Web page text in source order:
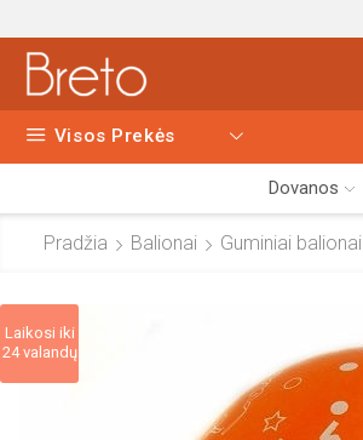
Visos Prekės
Dovanos
Pradžia Balionai Guminiai balionai
Laikosi iki
24 valandų